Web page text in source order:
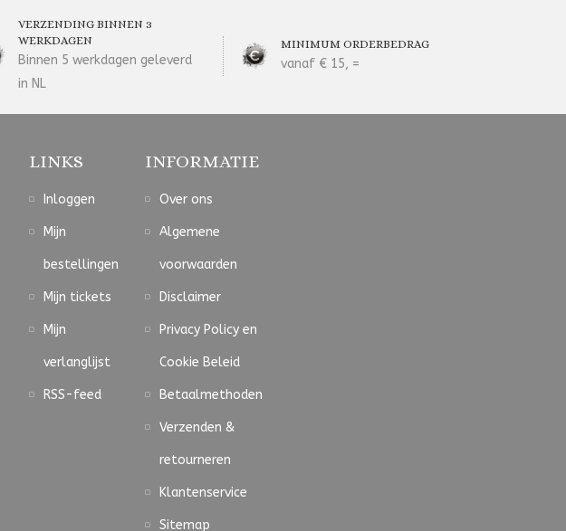
VERZENDING BINNEN 3
WERKDAGEN
Binnen 5 werkdagen geleverd
in NL
MINIMUM ORDERBEDRAG
vanaf € 15, =
LINKS
Inloggen
Mijn
bestellingen
Mijn tickets
Mijn
verlanglijst
RSS-feed
INFORMATIE
Over ons
Algemene
voorwaarden
Disclaimer
Privacy Policy en
Cookie Beleid
Betaalmethoden
Verzenden &
retourneren
Klantenservice
Sitemap